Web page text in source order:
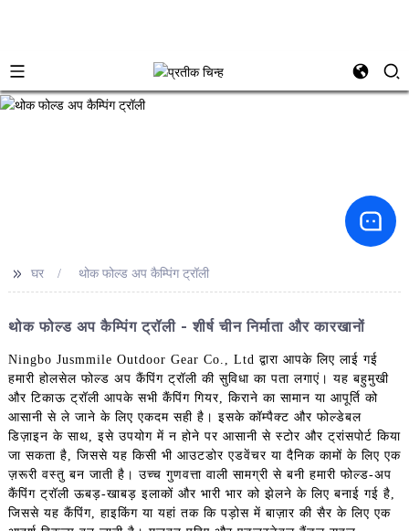
>> घर थोक फोल्ड अप कैम्पिंग ट्रॉली
थोक फोल्ड अप कैम्पिंग ट्रॉली - शीर्ष चीन निर्माता और कारखानों
Ningbo Jusmmile Outdoor Gear Co., Ltd द्वारा आपके लिए लाई गई
हमारी होलसेल फोल्ड अप कैंपिंग ट्रॉली की सुविधा का पता लगाएं। यह बहुमुखी
और टिकाऊ ट्रॉली आपके सभी कैंपिंग गियर, किराने का सामान या आपूर्ति को
आसानी से ले जाने के लिए एकदम सही है। इसके कॉम्पैक्ट और फोल्डेबल
डिज़ाइन के साथ, इसे उपयोग में न होने पर आसानी से स्टोर और ट्रांसपोर्ट किया
जा सकता है, जिससे यह किसी भी आउटडोर एडवेंचर या दैनिक कामों के लिए एक
ज़रूरी वस्तु बन जाती है। उच्च गुणवत्ता वाली सामग्री से बनी हमारी फोल्ड-अप
कैंपिंग ट्रॉली ऊबड़-खाबड़ इलाकों और भारी भार को झेलने के लिए बनाई गई है,
जिससे यह कैंपिंग, हाइकिंग या यहां तक ​​कि पड़ोस में बाज़ार की सैर के लिए एक